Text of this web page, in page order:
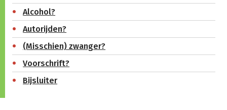
Alcohol?
Autorijden?
(Misschien) zwanger?
Voorschrift?
Bijsluiter